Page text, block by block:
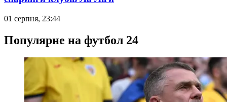
01 серпня, 23:44
Популярне на футбол 24